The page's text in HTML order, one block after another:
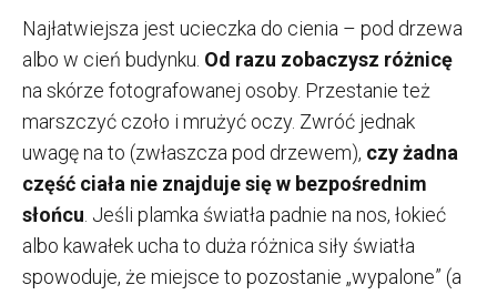
Najłatwiejsza jest ucieczka do cienia – pod drzewa
albo w cień budynku. Od razu zobaczysz różnicę
na skórze fotografowanej osoby. Przestanie też
marszczyć czoło i mrużyć oczy. Zwróć jednak
uwagę na to (zwłaszcza pod drzewem), czy żadna
część ciała nie znajduje się w bezpośrednim
słońcu. Jeśli plamka światła padnie na nos, łokieć
albo kawałek ucha to duża różnica siły światła
spowoduje, że miejsce to pozostanie „wypalone” (a